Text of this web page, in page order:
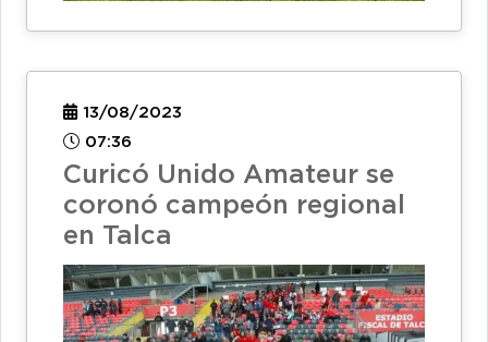
13/08/2023
07:36
Curicó Unido Amateur se
coronó campeón regional
en Talca